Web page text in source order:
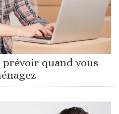
prévoir quand vous